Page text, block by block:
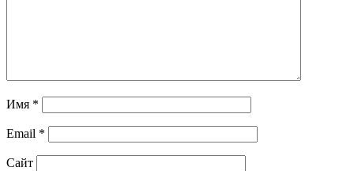
Имя *
Email *
Сайт